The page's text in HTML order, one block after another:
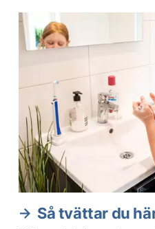
Så tvättar du